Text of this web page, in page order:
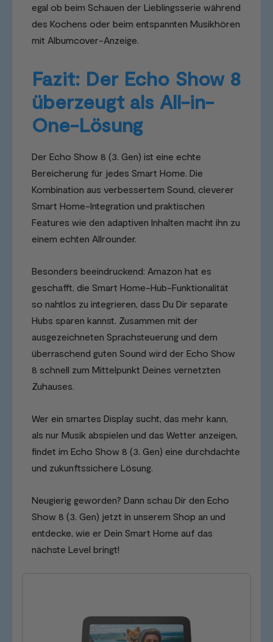
egal ob beim Schauen der Lieblingsserie während
des Kochens oder beim entspannten Musikhören
mit Albumcover-Anzeige.
Fazit: Der Echo Show 8
überzeugt als All-in-
One-Lösung
Der Echo Show 8 (3. Gen) ist eine echte
Bereicherung für jedes Smart Home. Die
Kombination aus verbessertem Sound, cleverer
Smart Home-Integration und praktischen
Features wie den adaptiven Inhalten macht ihn zu
einem echten Allrounder.
Besonders beeindruckend: Amazon hat es
geschafft, die Smart Home-Hub-Funktionalität
so nahtlos zu integrieren, dass Du Dir separate
Hubs sparen kannst. Zusammen mit der
ausgezeichneten Sprachsteuerung und dem
überraschend guten Sound wird der Echo Show
8 schnell zum Mittelpunkt Deines vernetzten
Zuhauses.
Wer ein smartes Display sucht, das mehr kann,
als nur Musik abspielen und das Wetter anzeigen,
findet im Echo Show 8 (3. Gen) eine durchdachte
und zukunftssichere Lösung.
Neugierig geworden? Dann schau Dir den Echo
Show 8 (3. Gen) jetzt in unserem Shop an und
entdecke, wie er Dein Smart Home auf das
nächste Level bringt!